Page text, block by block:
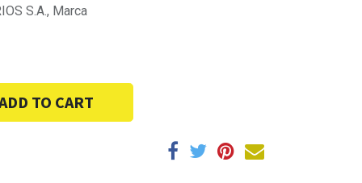
S.A., Marca
TO CART